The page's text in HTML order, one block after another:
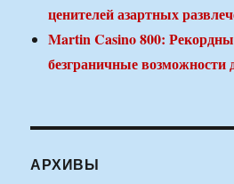
ценителей азартных
Martin Casino 800:
безграничные
АРХИВЫ